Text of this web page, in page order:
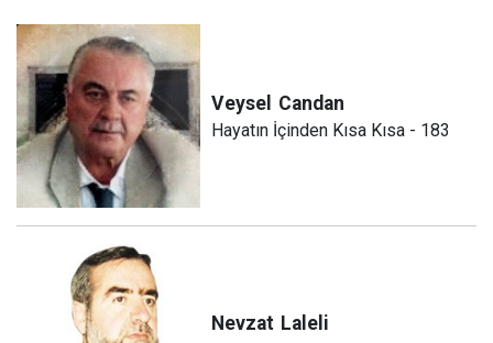
Veysel Candan
Hayatın İçinden Kısa Kısa - 183
Nevzat Laleli